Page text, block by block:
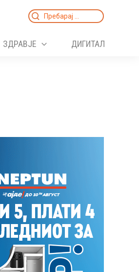
Search
ЗДРАВЈЕ ДИГИТАЛ